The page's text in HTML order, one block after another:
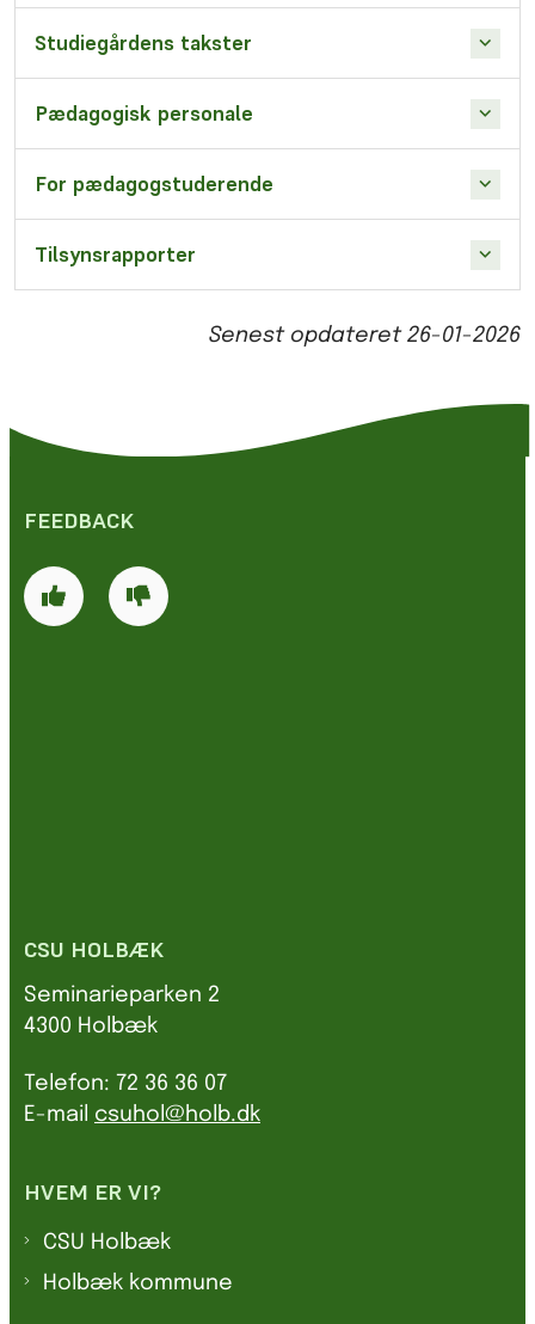
Studiegårdens takster
Pædagogisk personale
For pædagogstuderende
Tilsynsrapporter
Senest opdateret 26-01-2026
FEEDBACK
CSU HOLBÆK
Seminarieparken 2
4300 Holbæk
Telefon: 72 36 36 07
E-mail csuhol@holb.dk
HVEM ER VI?
CSU Holbæk
Holbæk kommune